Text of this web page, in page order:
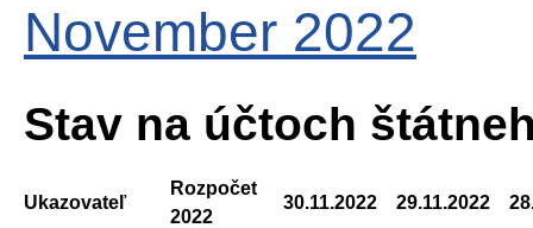
November 2022
Stav na účtoch
Ukazovateľ
Rozpočet
2022
30.11.2022 29.11.2022